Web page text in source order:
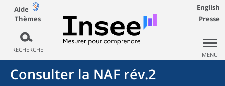
Aide
Thèmes
RECHERCHE
English
Presse
MENU
Consulter la NAF rév.2